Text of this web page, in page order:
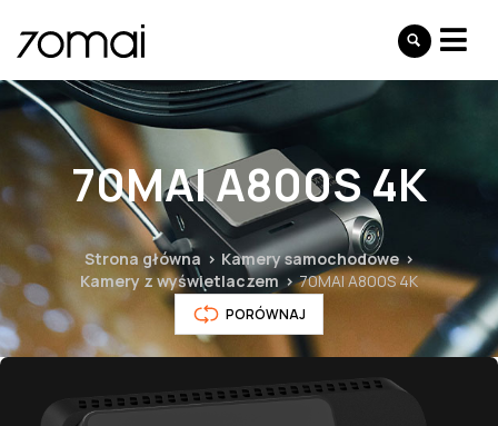
70MAI A800S 4K
Strona główna
Kamery samochodowe
Kamery z wyświetlaczem
70MAI A800S 4K
PORÓWNAJ